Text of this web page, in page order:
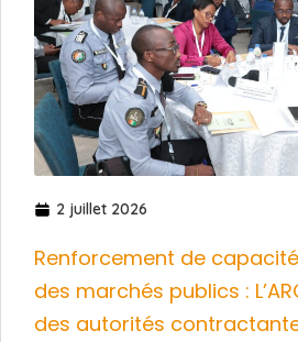
2 juillet 2026
Renforcement de
des marchés publics :
des autorités